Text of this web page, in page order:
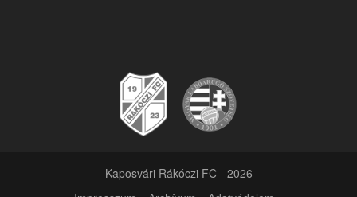
Kaposvári Rákóczi FC - 2026